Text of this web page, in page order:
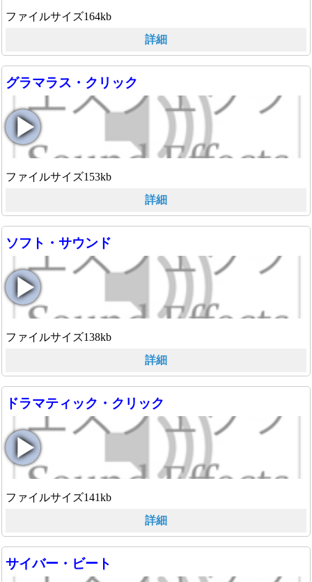
ファイルサイズ164kb
詳細
グラマラス・クリック
ファイルサイズ153kb
詳細
ソフト・サウンド
ファイルサイズ138kb
詳細
ドラマティック・クリック
ファイルサイズ141kb
詳細
サイバー・ビート